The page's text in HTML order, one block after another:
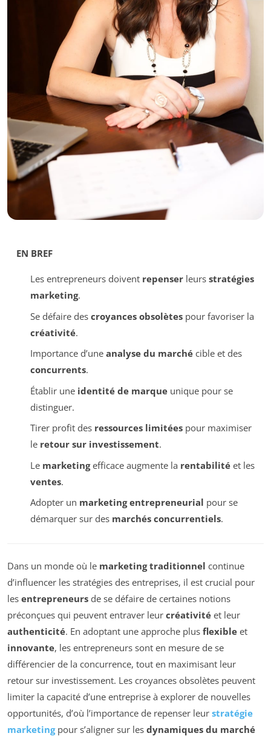
EN BREF
Les entrepreneurs doivent repenserleurs stratégies
marketing.
Se défaire des croyances obsolètespour favoriser la
créativité.
Importance d’une analyse du marchécible et des
concurrents.
Établir une identité de marqueunique pour se
distinguer.
Tirer profit des ressources limitéespour maximiser
le retour sur investissement.
Le marketingefficace augmente la rentabilitéet les
ventes.
Adopter un marketing entrepreneurial pour se
démarquer sur des marchés concurrentiels.
Dans un monde où le marketing traditionnel continue
d’influencer les stratégies des entreprises, il est crucial pour
les entrepreneurs de se défaire de certaines notions
préconçues qui peuvent entraver leur créativité et leur
authenticité. En adoptant une approche plus flexible et
innovante, les entrepreneurs sont en mesure de se
différencier de la concurrence, tout en maximisant leur
retour sur investissement. Les croyances obsolètes peuvent
limiter la capacité d’une entreprise à explorer de nouvelles
opportunités, d’où l’importance de repenser leur stratégie
marketingpour s’aligner sur les dynamiques du marché